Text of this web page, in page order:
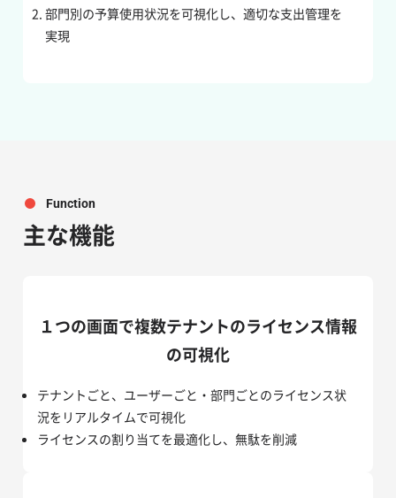
部門別の予算使用状況を可視化し、適切な支出管理を
実現
Function
主な機能
１つの画面で複数テナントのライセンス情報
の可視化
テナントごと、ユーザーごと・部門ごとのライセンス状
況をリアルタイムで可視化
ライセンスの割り当てを最適化し、無駄を削減